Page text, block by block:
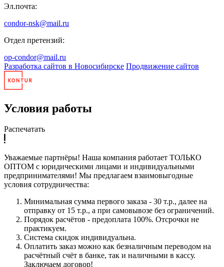
Эл.почта:
condor-nsk@mail.ru
Отдел претензий:
op-condor@mail.ru
Разработка сайтов в Новосибирске Продвижение сайтов
Условия работы
Распечатать
Уважаемые партнёры! Наша компания работает ТОЛЬКО
ОПТОМ с юридическими лицами и индивидуальными
предпринимателями! Мы предлагаем взаимовыгодные
условия сотрудничества:
Минимальная сумма первого заказа - 30 т.р., далее на
отправку от 15 т.р., а при самовывозе без ограничений.
Порядок расчётов - предоплата 100%. Отсрочки не
практикуем.
Система скидок индивидуальна.
Оплатить заказ можно как безналичным переводом на
расчётный счёт в банке, так и наличными в кассу.
Заключаем договор!